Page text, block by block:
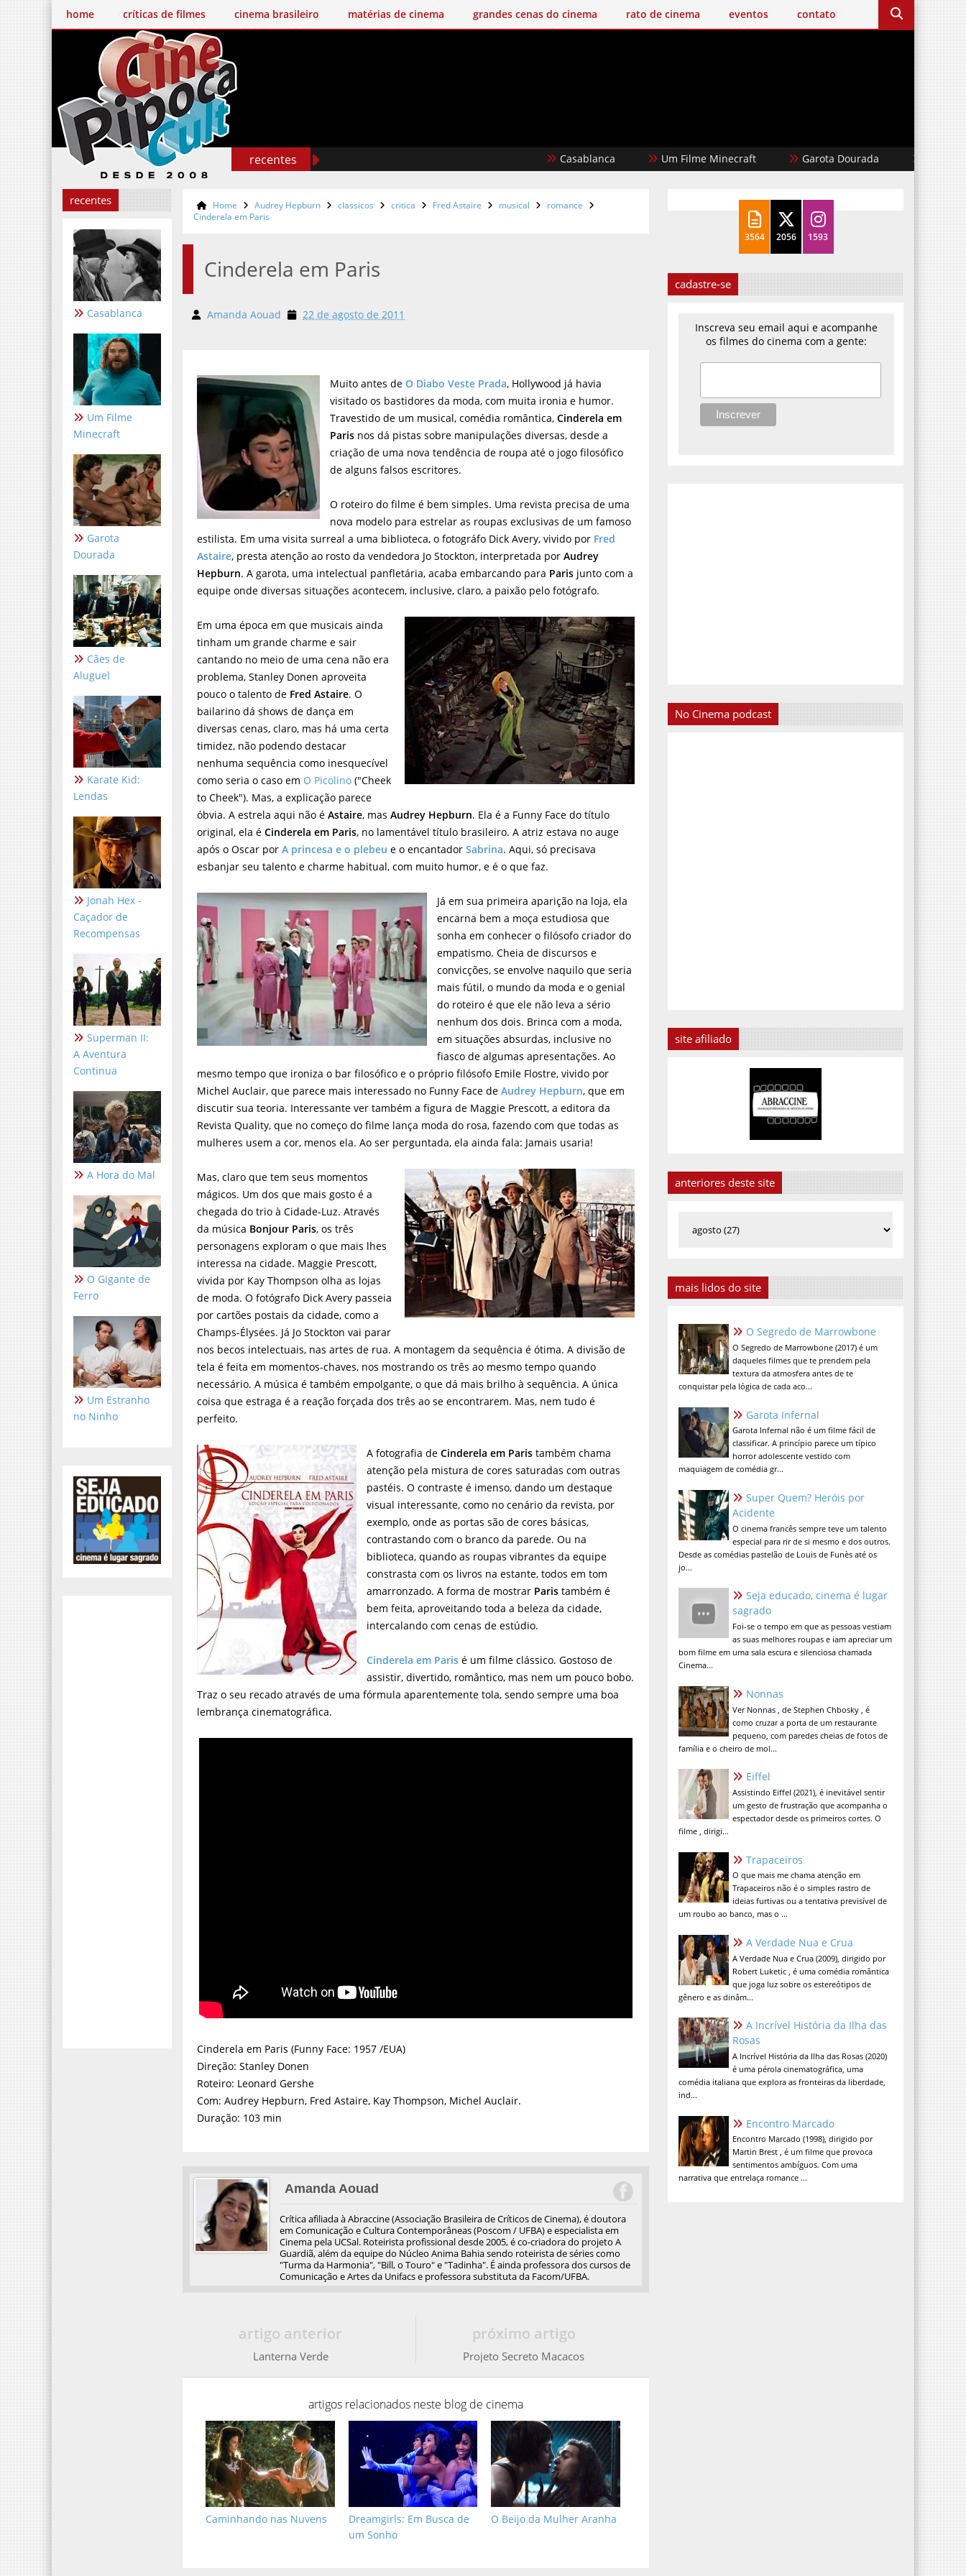
home críticas de filmes cinema brasileiro matérias de cinema grandes cenas do cinema rato de cinema eventos contato
recentes Casablanca Um Filme Minecraft Garota Dourada Cães de Aluguel
recentes
Casablanca
Um Filme
Minecraft
Garota
Dourada
Cães de
Aluguel
Karate Kid:
Lendas
Jonah Hex -
Caçador de
Recompensas
Superman II:
A Aventura
Continua
A Hora do Mal
O Gigante de
Ferro
Um Estranho
no Ninho
Home Audrey Hepburn classicos critica Fred Astaire musical
romance
Cinderela em Paris
Cinderela em Paris
Amanda Aouad 22 de agosto de 2011
Muito antes deO Diabo Veste Prada, Hollywood já havia
visitado os bastidores da moda, com muita ironia e humor.
Travestido de um musical, comédia romântica,Cinderela em
Paris nos dá pistas sobre manipulações diversas, desde a
criação de uma nova tendência de roupa até o jogo filosófico
de alguns falsos escritores.
O roteiro do filme é bem simples. Uma revista precisa de uma
nova modelo para estrelar as roupas exclusivas de um famoso
estilista. Em uma visita surreal a uma biblioteca, o fotográfo Dick Avery, vivido por Fred
Astaire, presta atenção ao rosto da vendedora Jo Stockton, interpretada porAudrey
Hepburn. A garota, uma intelectual panfletária, acaba embarcando para Paris junto com a
equipe onde diversas situações acontecem, inclusive, claro, a paixão pelo fotógrafo.
Em uma época em que musicais ainda
tinham um grande charme e sair
cantando no meio de uma cena não era
problema, Stanley Donen aproveita
pouco o talento de Fred Astaire. O
bailarino dá shows de dança em
diversas cenas, claro, mas há uma certa
timidez, não podendo destacar
nenhuma sequência como inesquecível
como seria o caso em O Picolino ("Cheek
to Cheek"). Mas, a explicação parece
óbvia. A estrela aqui não éAstaire, masAudrey Hepburn. Ela é a Funny Face do título
original, ela éCinderela em Paris, no lamentável título brasileiro. A atriz estava no auge
após o Oscar porA princesa e o plebeu e o encantadorSabrina. Aqui, só precisava
esbanjar seu talento e charme habitual, com muito humor, e é o que faz.
Já em sua primeira aparição na loja, ela
encarna bem a moça estudiosa que
sonha em conhecer o filósofo criador do
empatismo. Cheia de discursos e
convicções, se envolve naquilo que seria
mais fútil, o mundo da moda e o genial
do roteiro é que ele não leva a sério
nenhum dos dois. Brinca com a moda,
em situações absurdas, inclusive no
fiasco de algumas apresentações. Ao
mesmo tempo que ironiza o bar filosófico e o próprio filósofo Emile Flostre, vivido por
Michel Auclair, que parece mais interessado no Funny Face deAudrey Hepburn, que em
discutir sua teoria. Interessante ver também a figura de Maggie Prescott, a editora da
Revista Quality, que no começo do filme lança moda do rosa, fazendo com que todas as
mulheres usem a cor, menos ela. Ao ser perguntada, ela ainda fala: Jamais usaria!
Mas, claro que tem seus momentos
mágicos. Um dos que mais gosto é a
chegada do trio à Cidade-Luz. Através
da música Bonjour Paris, os três
personagens exploram o que mais lhes
interessa na cidade. Maggie Prescott,
vivida por Kay Thompson olha as lojas
de moda. O fotógrafo Dick Avery passeia
por cartões postais da cidade, como a
Champs-Élysées. Já Jo Stockton vai parar
nos becos intelectuais, nas artes de rua. A montagem da sequência é ótima. A divisão de
tela é feita em momentos-chaves, nos mostrando os três ao mesmo tempo quando
necessário. A música é também empolgante, o que dá mais brilho à sequência. A única
coisa que estraga é a reação forçada dos três ao se encontrarem. Mas, nem tudo é
perfeito.
A fotografia deCinderela em Paris também chama
atenção pela mistura de cores saturadas com outras
pastéis. O contraste é imenso, dando um destaque
visual interessante, como no cenário da revista, por
exemplo, onde as portas são de cores básicas,
contrastando com o branco da parede. Ou na
biblioteca, quando as roupas vibrantes da equipe
constrasta com os livros na estante, todos em tom
amarronzado. A forma de mostrar Paris também é
bem feita, aproveitando toda a beleza da cidade,
intercalando com cenas de estúdio.
Cinderela em Paris é um filme clássico. Gostoso de
assistir, divertido, romântico, mas nem um pouco bobo.
Traz o seu recado através de uma fórmula aparentemente tola, sendo sempre uma boa
lembrança cinematográfica.
Cinderela em Paris (Funny Face: 1957 /EUA)
Direção: Stanley Donen
Roteiro: Leonard Gershe
Com: Audrey Hepburn, Fred Astaire, Kay Thompson, Michel Auclair.
Duração: 103 min
Amanda Aouad
Crítica afiliada à Abraccine (Associação Brasileira de Críticos de Cinema), é doutora
em Comunicação e Cultura Contemporâneas (Poscom / UFBA) e especialista em
Cinema pela UCSal. Roteirista profissional desde 2005, é co-criadora do projeto A
Guardiã, além da equipe do Núcleo Anima Bahia sendo roteirista de séries como
"Turma da Harmonia", "Bill, o Touro" e "Tadinha". É ainda professora dos cursos de
Comunicação e Artes da Unifacs e professora substituta da Facom/UFBA.
próximo artigo
Projeto Secreto Macacos
artigo anterior
Lanterna Verde
artigos relacionados neste blog de cinema
O Beijo da Mulher Aranha
Dreamgirls: Em Busca de
um Sonho
Caminhando nas Nuvens
3564 2056 1593
cadastre-se
Inscreva seu email aqui e acompanhe
os filmes do cinema com a gente:
No Cinema podcast
site afiliado
anteriores deste site
mais lidos do site
O Segredo de Marrowbone
O Segredo de Marrowbone (2017) é um
daqueles filmes que te prendem pela
textura da atmosfera antes de te
conquistar pela lógica de cada aco...
Garota Infernal
Garota Infernal não é um filme fácil de
classificar. A princípio parece um típico
horror adolescente vestido com
maquiagem de comédia gr...
Super Quem? Heróis por
Acidente
O cinema francês sempre teve um talento
especial para rir de si mesmo e dos outros.
Desde as comédias pastelão de Louis de Funès até os
jo...
Seja educado, cinema é lugar
sagrado
Foi-se o tempo em que as pessoas vestiam
as suas melhores roupas e iam apreciar um
bom filme em uma sala escura e silenciosa chamada
Cinema...
Nonnas
Ver Nonnas , de Stephen Chbosky , é
como cruzar a porta de um restaurante
pequeno, com paredes cheias de fotos de
família e o cheiro de mol...
Eiffel
Assistindo Eiffel (2021), é inevitável sentir
um gesto de frustração que acompanha o
espectador desde os primeiros cortes. O
filme , dirigi...
Trapaceiros
O que mais me chama atenção em
Trapaceiros não é o simples rastro de
ideias furtivas ou a tentativa previsível de
um roubo ao banco, mas o ...
A Verdade Nua e Crua
A Verdade Nua e Crua (2009), dirigido por
Robert Luketic , é uma comédia romântica
que joga luz sobre os estereótipos de
gênero e as dinâm...
A Incrível História da Ilha das
Rosas
A Incrível História da Ilha das Rosas (2020)
é uma pérola cinematográfica, uma
comédia italiana que explora as fronteiras da liberdade,
ind...
Encontro Marcado
Encontro Marcado (1998), dirigido por
Martin Brest , é um filme que provoca
sentimentos ambíguos. Com uma
narrativa que entrelaça romance ...